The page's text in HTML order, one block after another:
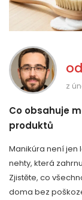
od
z
Co obsahuje
produktů
Manikúra není jen
nehty, která
Zjistěte, co
doma bez